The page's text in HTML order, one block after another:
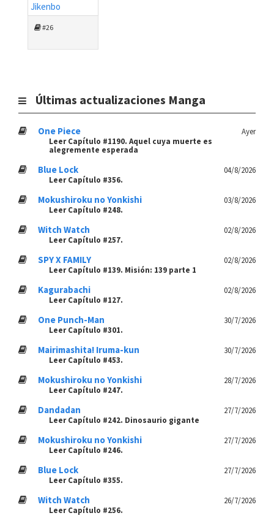
#26
Últimas actualizaciones Manga
One Piece
Ayer
Leer Capítulo #1190. Aquel cuya muerte es
alegremente esperada
Blue Lock
04/8/2026
Leer Capítulo #356.
Mokushiroku no Yonkishi
03/8/2026
Leer Capítulo #248.
Witch Watch
02/8/2026
Leer Capítulo #257.
SPY X FAMILY
02/8/2026
Leer Capítulo #139. Misión: 139 parte 1
Kagurabachi
02/8/2026
Leer Capítulo #127.
One Punch-Man
30/7/2026
Leer Capítulo #301.
Mairimashita! Iruma-kun
30/7/2026
Leer Capítulo #453.
Mokushiroku no Yonkishi
28/7/2026
Leer Capítulo #247.
Dandadan
27/7/2026
Leer Capítulo #242. Dinosaurio gigante
Mokushiroku no Yonkishi
27/7/2026
Leer Capítulo #246.
Blue Lock
27/7/2026
Leer Capítulo #355.
Witch Watch
26/7/2026
Leer Capítulo #256.